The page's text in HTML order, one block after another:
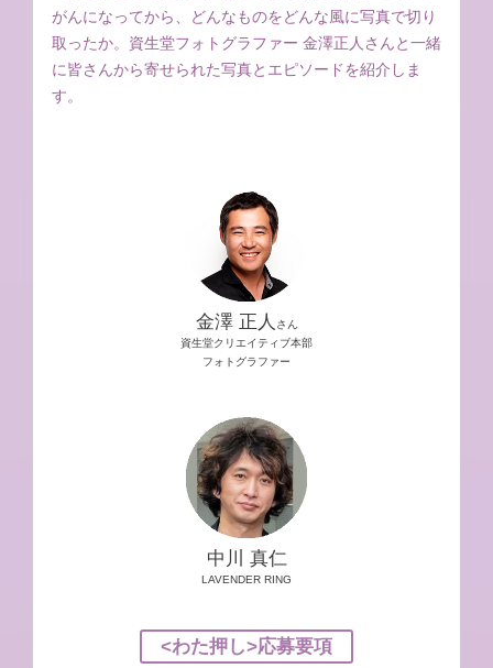
がんになってから、どんなものをどんな風に写真で切り
取ったか。資生堂フォトグラファー 金澤正人さんと一緒
に皆さんから寄せられた写真とエピソードを紹介しま
す。
金澤 正人 さん
資生堂クリエイティブ本部
フォトグラファー
中川 真仁
LAVENDER RING
<わた押し>応募要項